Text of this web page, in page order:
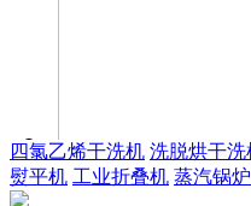
四氯乙烯干洗机 洗脱烘干洗
熨平机 工业折叠机 蒸汽锅炉